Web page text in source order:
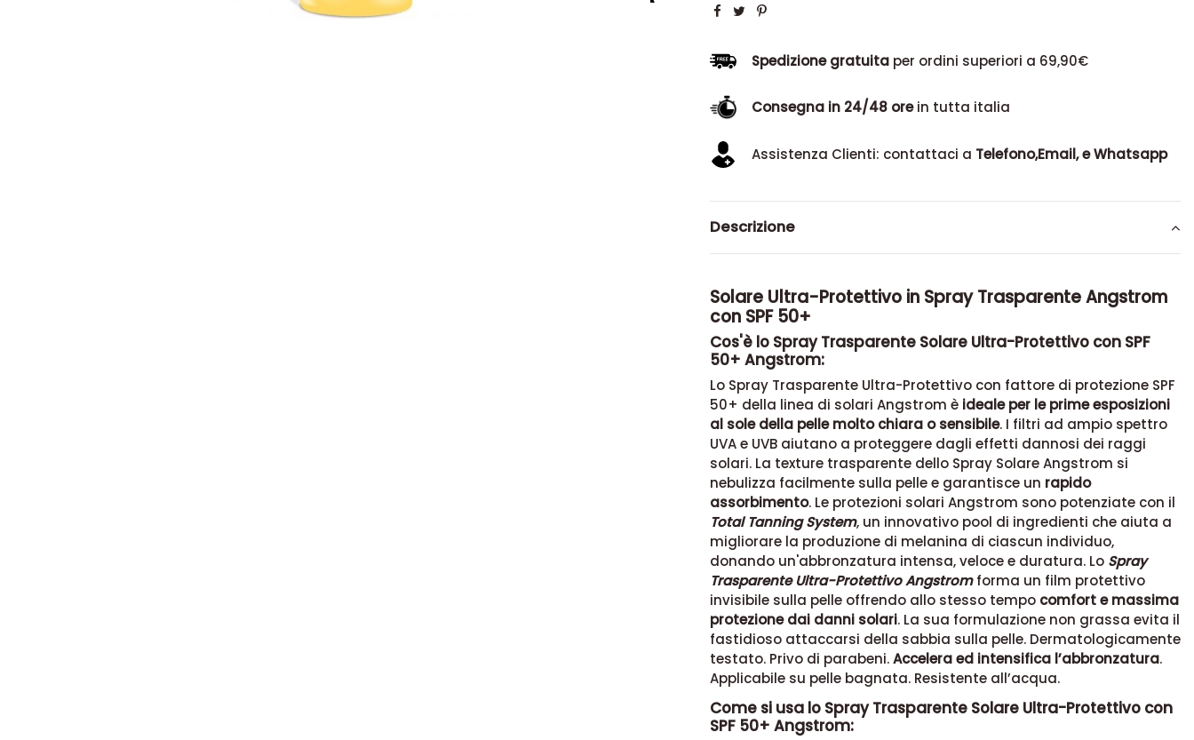
Spedizione gratuitaper ordini superiori a 69,90€
Consegna in 24/48 orein tutta italia
Assistenza Clienti: contattaci a Telefono,Email, e Whatsapp
Descrizione
Solare Ultra-Protettivo in Spray Trasparente Angstrom
con SPF 50+
Cos'è lo Spray Trasparente Solare Ultra-Protettivo con SPF
50+ Angstrom:
Lo Spray Trasparente Ultra-Protettivo con fattore di protezione SPF
50+ della linea di solari Angstrom è ideale per le prime esposizioni
al sole della pelle molto chiara o sensibile. I filtri ad ampio spettro
UVA e UVB aiutano a proteggere dagli effetti dannosi dei raggi
solari. La texture trasparente dello Spray Solare Angstrom si
nebulizza facilmente sulla pelle e garantisce un rapido
assorbimento. Le protezioni solari Angstrom sono potenziate con il
Total Tanning System, un innovativo pool di ingredienti che aiuta a
migliorare la produzione di melanina di ciascun individuo,
donando un'abbronzatura intensa, veloce e duratura. Lo Spray
Trasparente Ultra-Protettivo Angstromforma un film protettivo
invisibile sulla pelle offrendo allo stesso tempo comfort e massima
protezione dai danni solari. La sua formulazione non grassa evita il
fastidioso attaccarsi della sabbia sulla pelle. Dermatologicamente
testato. Privo di parabeni.Accelera ed intensifica l’abbronzatura.
Applicabile su pelle bagnata. Resistente all’acqua.
Come si usa lo Spray Trasparente Solare Ultra-Protettivo con
SPF 50+ Angstrom: